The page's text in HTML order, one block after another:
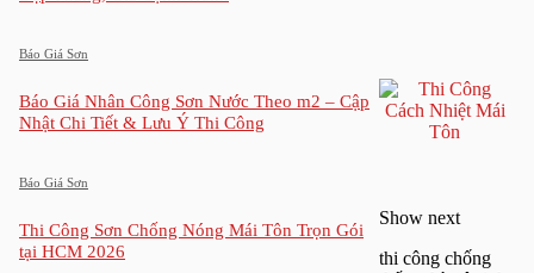
Báo Giá Sơn
Báo Giá Nhân Công Sơn Nước Theo m2 – Cập
Nhật Chi Tiết & Lưu Ý Thi Công
Báo Giá Sơn
Thi Công Sơn Chống Nóng Mái Tôn Trọn Gói
tại HCM 2026
Show next
thi công chống